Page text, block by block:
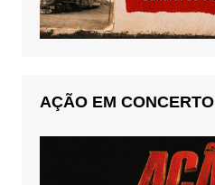
AÇÃO EM CONCERTO